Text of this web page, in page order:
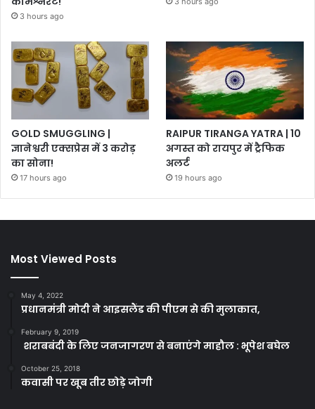
3 hours ago
GOLD SMUGGLING |
ज्ञानेश्वरी एक्सप्रेस में 3 करोड़
का सोना!
17 hours ago
RAIPUR TIRANGA YATRA | 10
अगस्त को रायपुर में ट्रैफिक
अलर्ट
19 hours ago
Most Viewed Posts
May 4, 2022
प्रधानमंत्री मोदी ने आइसलैंड की पीएम से की मुलाकात,
February 9, 2019
शराबबंदी के लिए जनजागरण से बनाएंगे माहौल : भूपेश बघेल
October 25, 2018
कवासी पर खूब तीर छोड़े जोगी